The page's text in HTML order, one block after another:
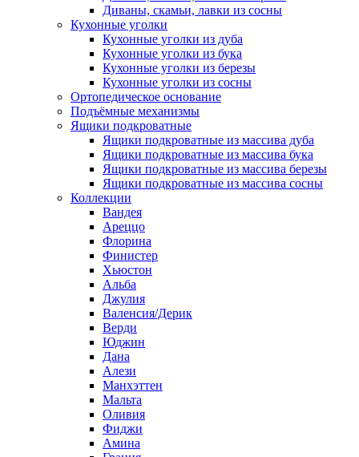
Диваны, скамьи, лавки из сосны
Кухонные уголки
Кухонные уголки из дуба
Кухонные уголки из бука
Кухонные уголки из березы
Кухонные уголки из сосны
Ортопедическое основание
Подъёмные механизмы
Ящики подкроватные
Ящики подкроватные из массива дуба
Ящики подкроватные из массива бука
Ящики подкроватные из массива березы
Ящики подкроватные из массива сосны
Коллекции
Вандея
Ареццо
Флорина
Финистер
Хьюстон
Альба
Джулия
Валенсия/Дерик
Верди
Юджин
Дана
Алези
Манхэттен
Мальта
Оливия
Фиджи
Амина